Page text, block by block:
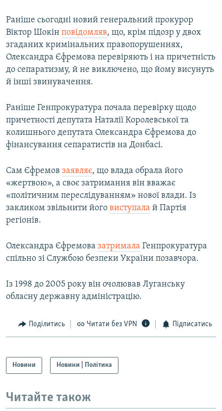
Раніше сьогодні новий генеральний прокурор
Віктор Шокін повідомляв, що, крім підозр у двох
згаданих кримінальних правопорушеннях,
Олександра Єфремова перевіряють і на причетність
до сепаратизму, й не виключено, що йому висунуть
й інші звинувачення.
Раніше Генпрокуратура почала перевірку щодо
причетності депутата Наталії Королевської та
колишнього депутата Олександра Єфремова до
фінансування сепаратистів на Донбасі.
Сам Єфремов заявляє, що влада обрала його
«жертвою», а своє затримання він вважає
«політичним переслідуванням» нової влади. Із
закликом звільнити його виступала й Партія
регіонів.
Олександра Єфремова затримала Генпрокуратура
спільно зі Службою безпеки України позавчора.
Із 1998 до 2005 року він очолював Луганську
обласну державну адміністрацію.
Поділитись Читати без VPN Підписатись
Новини Новини | Політика
Читайте також